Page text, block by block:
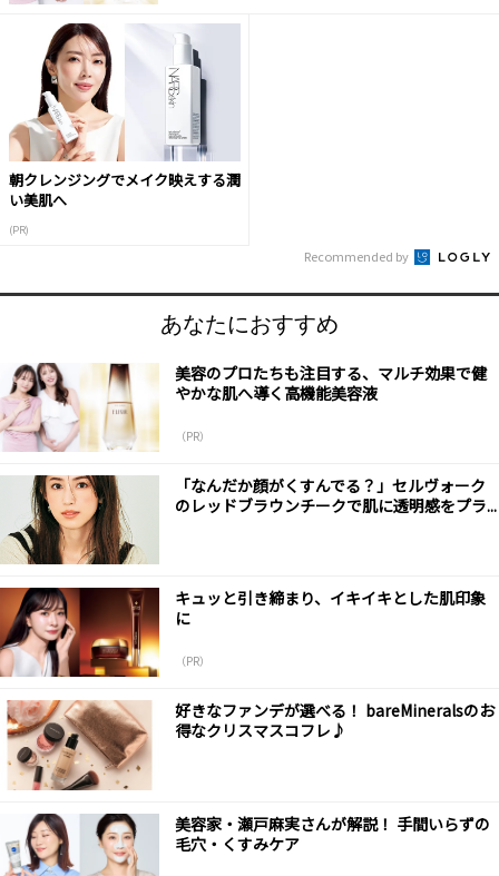
朝クレンジングでメイク映えする潤
い美肌へ
(PR)
Recommended by
あなたにおすすめ
美容のプロたちも注目する、マルチ効果で健
やかな肌へ導く高機能美容液
（PR）
「なんだか顔がくすんでる？」セルヴォーク
のレッドブラウンチークで肌に透明感をプラ...
キュッと引き締まり、イキイキとした肌印象
に
（PR）
好きなファンデが選べる！ bareMineralsのお
得なクリスマスコフレ♪
美容家・瀬戸麻実さんが解説！ 手間いらずの
毛穴・くすみケア